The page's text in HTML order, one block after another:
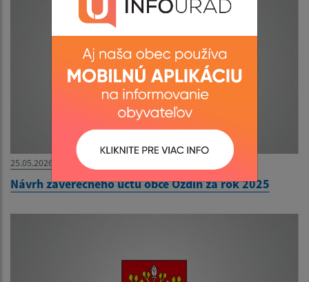
25.05.2026
Návrh záverečného účtu obce Ozdín za rok 2025